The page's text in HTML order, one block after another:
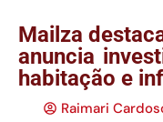
Mailza
anuncia
habitação e
Raimari